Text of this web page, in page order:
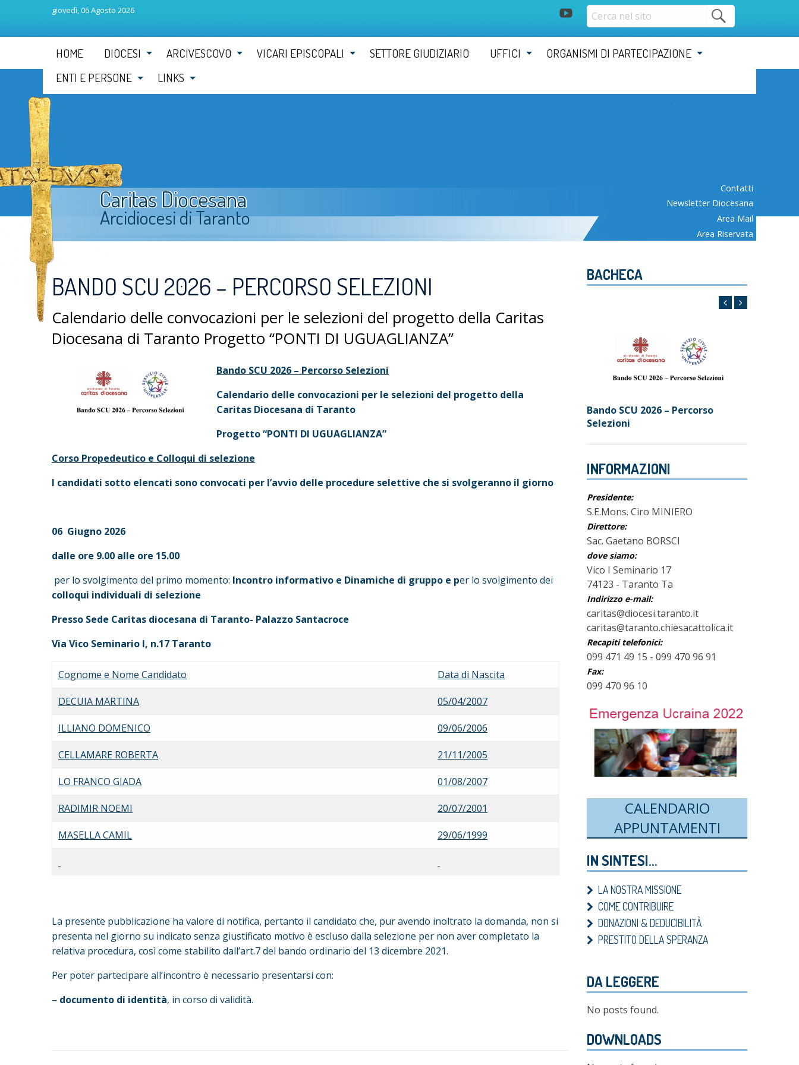
giovedì, 06 Agosto 2026
youtube
content
HOME DIOCESI ARCIVESCOVO VICARI EPISCOPALI SETTORE GIUDIZIARIO UFFICI
ORGANISMI DI PARTECIPAZIONE
ENTI E PERSONE
LINKS
Caritas Diocesana
Arcidiocesi di Taranto
Contatti
Newsletter Diocesana
Area Mail
Area Riservata
BANDO SCU 2026 – PERCORSO SELEZIONI
Calendario delle convocazioni per le selezioni del progetto della Caritas
Diocesana di Taranto Progetto “PONTI DI UGUAGLIANZA”
Bando SCU 2026 – Percorso Selezioni
Calendario delle convocazioni per le selezioni del progetto della
Caritas Diocesana di Taranto
Progetto “PONTI DI UGUAGLIANZA”
Corso Propedeutico e Colloqui di selezione
I candidati sotto elencati sono convocati per l’avvio delle procedure selettive che si svolgeranno il giorno
06 Giugno 2026
dalle ore 9.00 alle ore 15.00
per lo svolgimento del primo momento: Incontro informativo e Dinamiche di gruppo e per lo svolgimento dei
colloqui individuali di selezione
Presso Sede Caritas diocesana di Taranto- Palazzo Santacroce
Via Vico Seminario I, n.17 Taranto
Cognome e Nome Candidato Data di Nascita
DECUIA MARTINA 05/04/2007
ILLIANO DOMENICO 09/06/2006
CELLAMARE ROBERTA 21/11/2005
LO FRANCO GIADA 01/08/2007
RADIMIR NOEMI 20/07/2001
MASELLA CAMIL 29/06/1999
La presente pubblicazione ha valore di notifica, pertanto il candidato che, pur avendo inoltrato la domanda, non si
presenta nel giorno su indicato senza giustificato motivo è escluso dalla selezione per non aver completato la
relativa procedura, così come stabilito dall’art.7 del bando ordinario del 13 dicembre 2021.
Per poter partecipare all’incontro è necessario presentarsi con:
– documento di identità, in corso di validità.
BACHECA
Bando SCU 2026 – Percorso
Selezioni
INFORMAZIONI
Presidente:
S.E.Mons. Ciro MINIERO
Direttore:
Sac. Gaetano BORSCI
dove siamo:
Vico I Seminario 17
74123 - Taranto Ta
Indirizzo e-mail:
caritas@diocesi.taranto.it
caritas@taranto.chiesacattolica.it
Recapiti telefonici:
099 471 49 15 - 099 470 96 91
Fax:
099 470 96 10
CALENDARIO
APPUNTAMENTI
IN SINTESI…
LA NOSTRA MISSIONE
COME CONTRIBUIRE
DONAZIONI & DEDUCIBILITÀ
PRESTITO DELLA SPERANZA
DA LEGGERE
No posts found.
DOWNLOADS